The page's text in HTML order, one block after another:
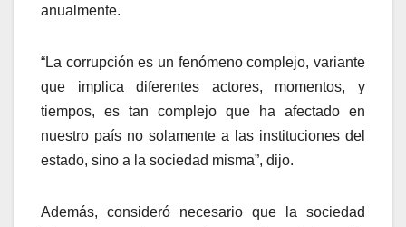
anualmente.
“La corrupción es un fenómeno complejo, variante
que implica diferentes actores, momentos, y
tiempos, es tan complejo que ha afectado en
nuestro país no solamente a las instituciones del
estado, sino a la sociedad misma”, dijo.
Además, consideró necesario que la sociedad